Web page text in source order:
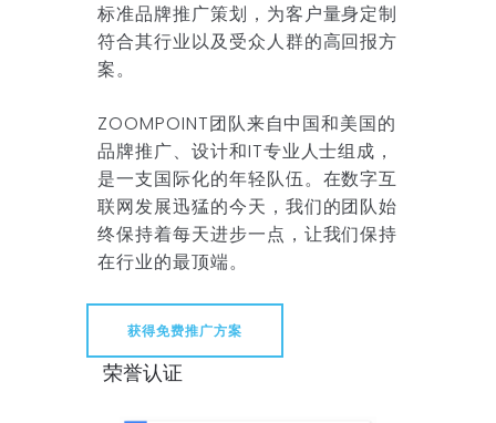
标准品牌推广策划，为客户量身定制
符合其行业以及受众人群的高回报方
案。
ZOOMPOINT团队来自中国和美国的
品牌推广、设计和IT专业人士组成，
是一支国际化的年轻队伍。在数字互
联网发展迅猛的今天，我们的团队始
终保持着每天进步一点，让我们保持
在行业的最顶端。
获得免费推广方案
荣誉认证